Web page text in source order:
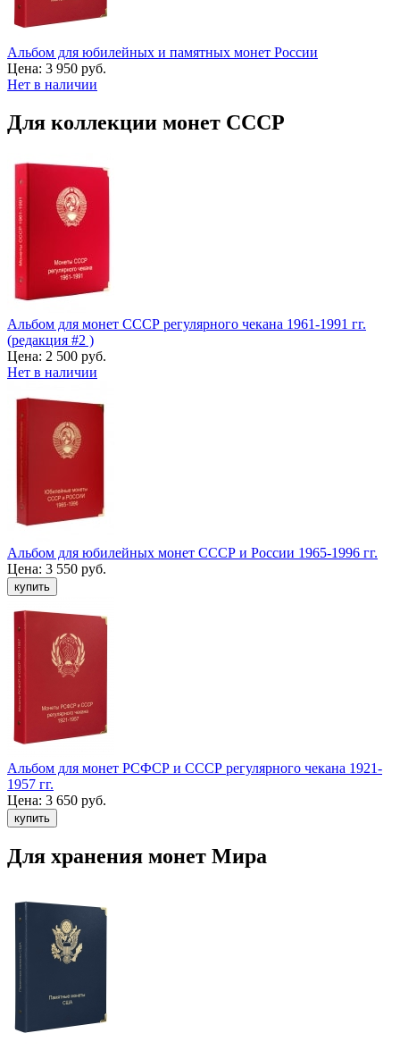
Альбом для юбилейных и памятных монет России
Цена: 3 950 руб.
Нет в наличии
Для коллекции монет СССР
Альбом для монет СССР регулярного чекана 1961-1991 гг.
(редакция #2 )
Цена: 2 500 руб.
Нет в наличии
Альбом для юбилейных монет СССР и России 1965-1996 гг.
Цена: 3 550 руб.
Альбом для монет РСФСР и СССР регулярного чекана 1921-
1957 гг.
Цена: 3 650 руб.
Для хранения монет Мира